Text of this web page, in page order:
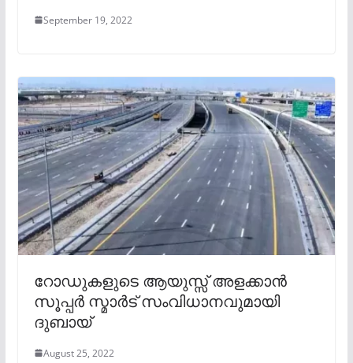
September 19, 2022
റോഡുകളുടെ ആയുസ്സ് അളക്കാൻ
സൂപ്പർ സ്മാർട് സംവിധാനവുമായി
ദുബായ്
August 25, 2022